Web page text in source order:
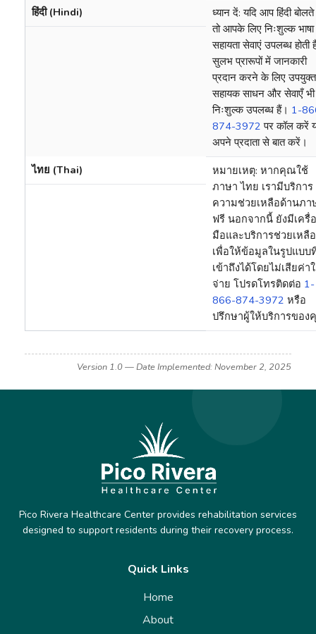
हिंदी (Hindi)
ध्यान दें: यदि आप हिंदी
तो आपके लिए निःशुल्क भाषा
सहायता सेवाएं उपलब्ध होती
सुलभ प्रारूपों में जानकारी
प्रदान करने के लिए उपयुक्त
सहायक साधन और सेवाएँ भी
निःशुल्क उपलब्ध हैं। 1-
874-3972 पर कॉल करें
अपने प्रदाता से बात करें।
ไทย (Thai)
หมายเหตุ: หากคุณใช้
ภาษา ไทย เรามีบริการ
ความช่วยเหลือด้านภา
ฟรี นอกจากนี้ ยังมีเครื่
มือและบริการช่วยเหลือ
เพื่อให้ข้อมูลในรูปแบบ
เข้าถึงได้โดยไม่เสียค่า
จ่าย โปรดโทรติดต่อ 1-
866-874-3972 หรือ
ปรึกษาผู้ให้บริการของ
Version 1.0 — Date Implemented: November 2, 2025
Pico Rivera Healthcare Center provides rehabilitation services
designed to support residents during their recovery process.
Quick Links
Home
About